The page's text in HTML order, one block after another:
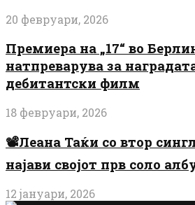
20 февруари, 2026
Премиера на „17“ во
натпреварува за
дебитантски филм
18 февруари, 2026
📽️Леана Таќи со втор
најави својот прв соло
12 јануари, 2026